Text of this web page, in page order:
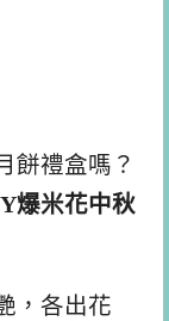
餅禮盒嗎？
爆米花中秋
，各出花